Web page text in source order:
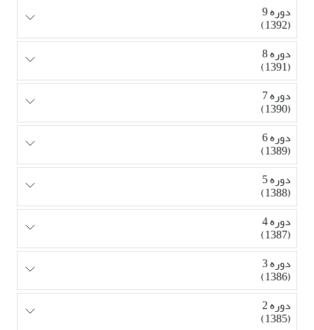
دوره 9
(1392)
دوره 8
(1391)
دوره 7
(1390)
دوره 6
(1389)
دوره 5
(1388)
دوره 4
(1387)
دوره 3
(1386)
دوره 2
(1385)